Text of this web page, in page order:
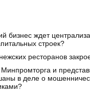
бизнес ждет
строек?
ресторанов
и
в деле о